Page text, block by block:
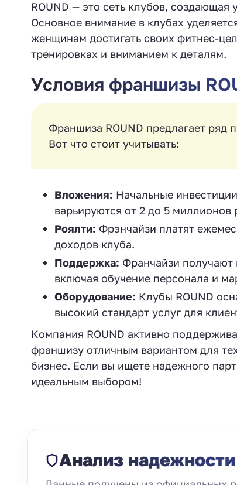
ROUND — это сеть клубов,
Основное внимание в клубах
женщинам достигать своих фитнес-
тренировках и вниманием к деталям.
Условия франшизы
Франшиза ROUND предлагает ряд
Вот что стоит учитывать:
Вложения: Начальные
варьируются от 2 до 5 миллионов
Роялти: Фрэнчайзи платят
доходов клуба.
Поддержка: Франчайзи получают
включая обучение персонала и
Оборудование: Клубы ROUND
высокий стандарт услуг для
Компания ROUND активно
франшизу отличным вариантом для
бизнес. Если вы ищете надежного
идеальным выбором!
Анализ